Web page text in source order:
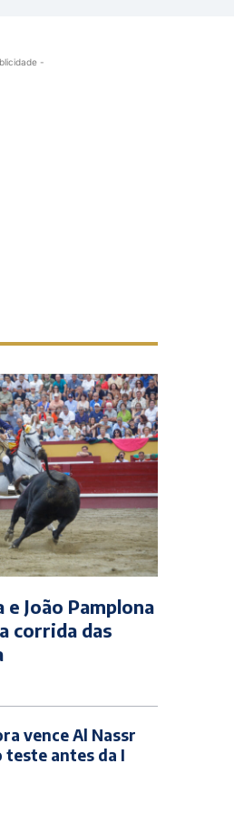
-
e João Pamplona
corrida das
vence Al Nassr
antes da I